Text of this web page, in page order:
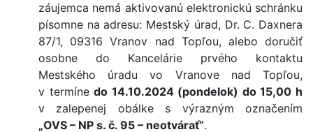
záujemca nemá aktivovanú elektronickú schránku
písomne na adresu: Mestský úrad, Dr. C. Daxnera
87/1, 09316 Vranov nad Topľou, alebo doručiť
osobne do Kancelárie prvého kontaktu
Mestského úradu vo Vranove nad Topľou,
v termínedo 14.10.2024 (pondelok) do 15,00 h
v zalepenej obálke s výrazným označením
„OVS – NP s. č. 95 – neotvárať“.